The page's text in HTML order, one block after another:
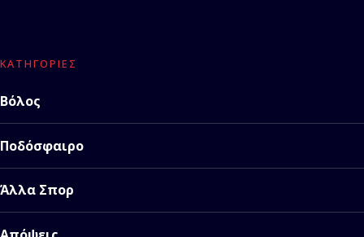
ΚΑΤΗΓΟΡΊΕΣ
Βόλος
Ποδόσφαιρο
Άλλα Σπορ